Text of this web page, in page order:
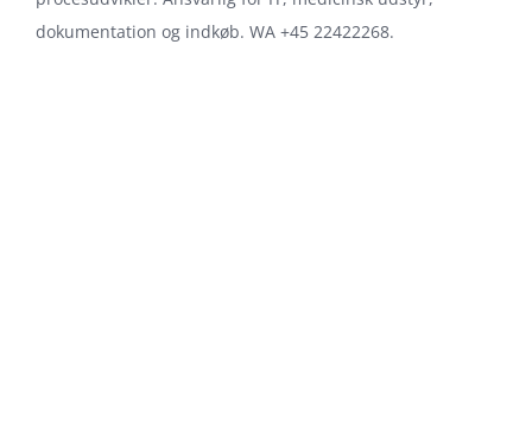
dokumentation og indkøb. WA +45 22422268.